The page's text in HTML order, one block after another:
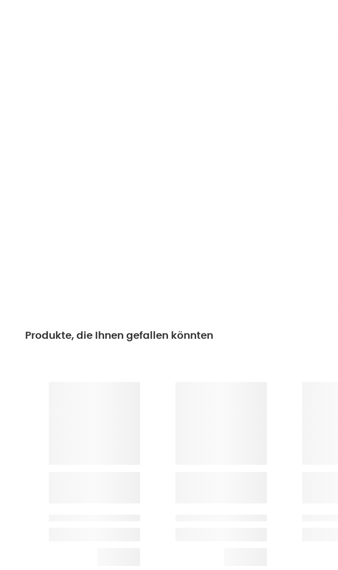
Produkte, die Ihnen gefallen könnten